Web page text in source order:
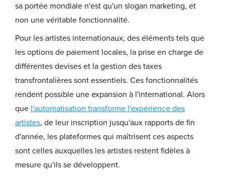
sa portée mondiale n'est qu'un slogan marketing, et
non une véritable fonctionnalité.
Pour les artistes internationaux, des éléments tels que
les options de paiement locales, la prise en charge de
différentes devises et la gestion des taxes
transfrontalières sont essentiels. Ces fonctionnalités
rendent possible une expansion à l'international. Alors
que l'automatisation transforme l'expérience des
artistes, de leur inscription jusqu'aux rapports de fin
d'année, les plateformes qui maîtrisent ces aspects
sont celles auxquelles les artistes restent fidèles à
mesure qu'ils se développent.